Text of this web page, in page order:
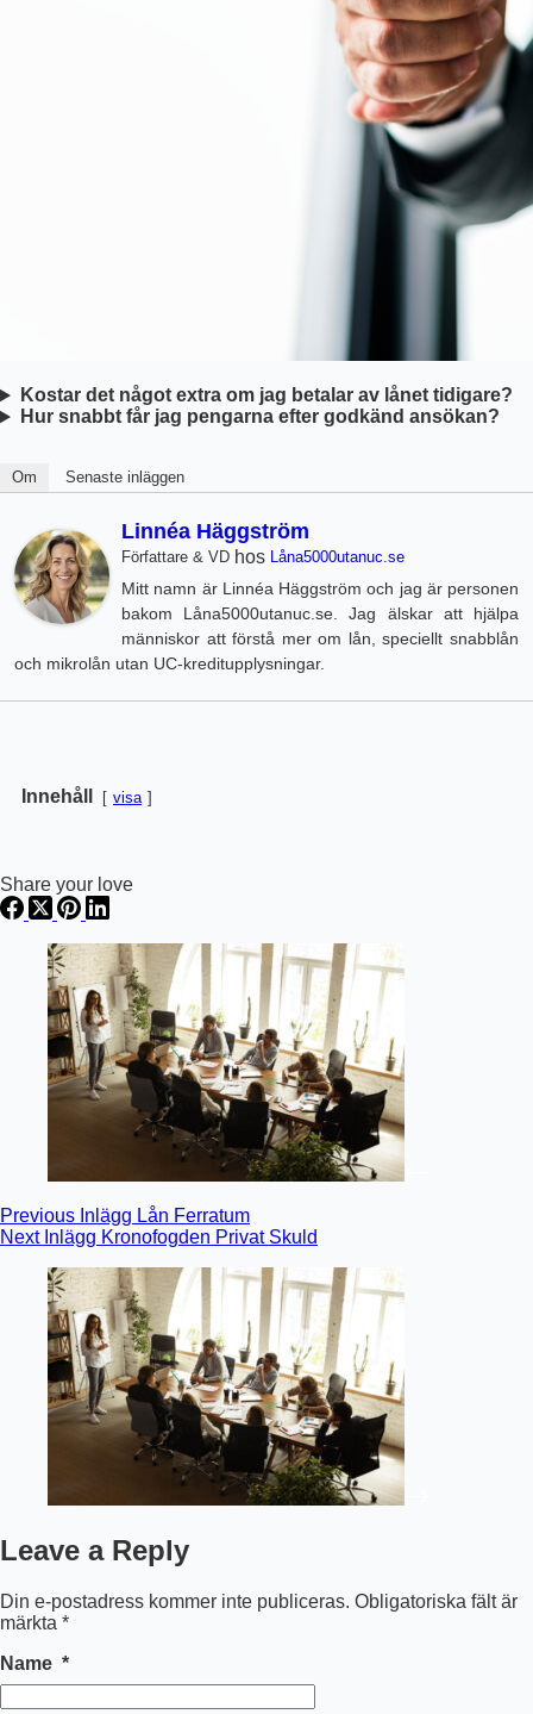
Kostar det något extra om jag betalar av lånet tidigare?
Hur snabbt får jag pengarna efter godkänd ansökan?
Om Senaste inläggen
Linnéa Häggström
Författare & VD hos Låna5000utanuc.se
Mitt namn är Linnéa Häggström och jag är personen
bakom Låna5000utanuc.se. Jag älskar att hjälpa
människor att förstå mer om lån, speciellt snabblån
och mikrolån utan UC-kreditupplysningar.
Innehåll visa
Share your love
Previous Inlägg Lån Ferratum
Next Inlägg Kronofogden Privat Skuld
Leave a Reply
Din e-postadress kommer inte publiceras. Obligatoriska fält är
märkta *
Name *